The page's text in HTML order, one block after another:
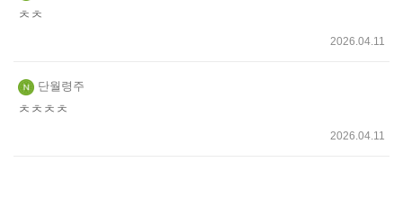
ㅊㅊ
2026.04.11
단월령주
ㅊㅊㅊㅊ
2026.04.11